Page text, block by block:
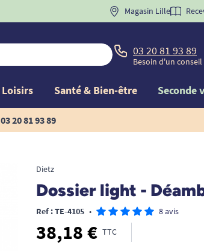
BIENVENUE" pourla 1ère
Magasin Lille
03 20 81 93 89
Besoin d'un conseil
Santé & Bien-être Seconde
03 20 81 93 89
Dietz
Dossier light -
Ref : TE-4105 • 8 avis
38,18 € TTC